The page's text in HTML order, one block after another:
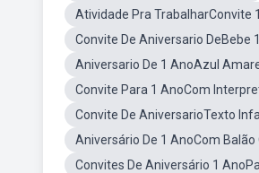
Atividade Pra TrabalharConvite
Convite De Aniversario DeBebe
Aniversario De 1 AnoAzul
Convite Para 1 AnoCom
Convite De AniversarioTexto
Aniversário De 1 AnoCom Balão
Convites De Aniversário 1